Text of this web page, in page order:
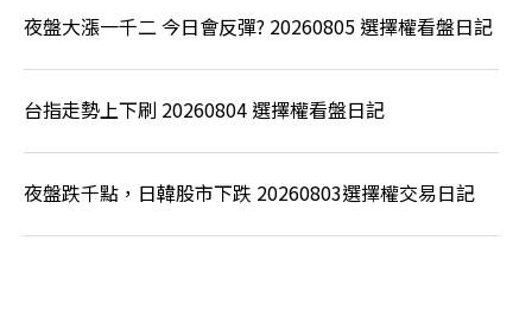
夜盤大漲一千二 今日會反彈? 20260805 選擇權看盤日記
台指走勢上下刷 20260804 選擇權看盤日記
夜盤跌千點，日韓股市下跌 20260803選擇權交易日記